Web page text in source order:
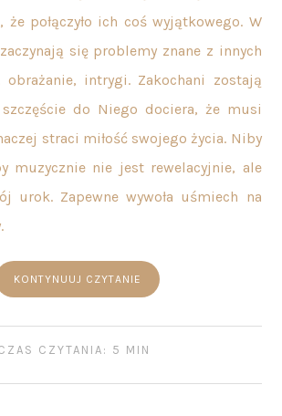
połączyło ich coś wyjątkowego. W
się problemy znane z innych
obrażanie, intrygi. Zakochani zostają
do Niego dociera, że musi
straci miłość swojego życia. Niby
muzycznie nie jest rewelacyjnie, ale
urok. Zapewne wywoła uśmiech na
KONTYNUUJ CZYTANIE
CZYTANIA: 5 MIN